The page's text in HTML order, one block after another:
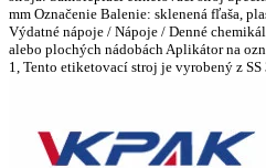
mm Označenie Balenie: sklenená fľaša,
Výdatné nápoje / Nápoje / Denné
alebo plochých nádobách Aplikátor na
1, Tento etiketovací stroj je vyrobený z